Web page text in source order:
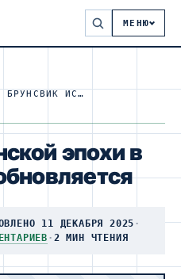
МЕНЮ
ДОМ ВИКТОРИАНСКОЙ ЭПОХИ В БРУНСВИК ИСТ ОБНОВЛЯЕТСЯ
эпохи в
11 ДЕКАБРЯ 2025 ·
· 2 МИН ЧТЕНИЯ